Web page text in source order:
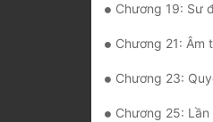
Chương 19: Sư
Chương 21: Âm
Chương 23:
Chương 25: